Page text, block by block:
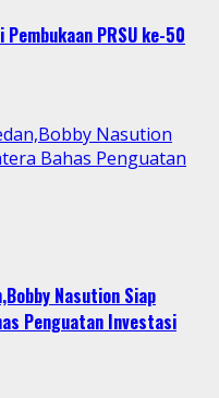
PRSU ke-50
Nasution
Bahas Penguatan
Nasution Siap
Penguatan Investasi